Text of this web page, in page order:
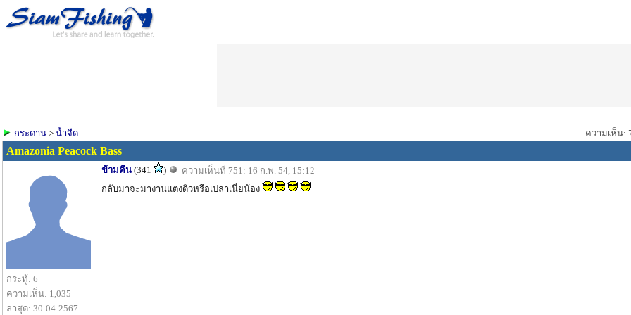
กระดาน > น้ำจืด ความเห็น:
Amazonia Peacock Bass
กระทู้: 6
ความเห็น: 1,035
ล่าสุด: 30-04-2567
ข้ามคืน (341 )
ความเห็นที่ 751: 16 ก.พ. 54, 15:12
กลับมาจะมางานแต่งดิวหรือเปล่าเนี่ยน้อง